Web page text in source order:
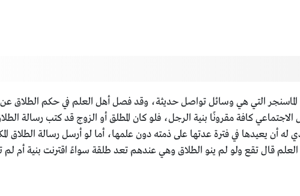
التي هي وسائل تواصل حديثة، وقد فصل أهل العلم في حكم الطلاق
كافة مقرونًا بنية الرجل، فلو كان المطلق أو الزوج قد كتب رسالة
له أن يعيدها في فترة عدتها على ذمته دون علمها، أما لو أرسل رسالة الطلاق
قال تقع ولو لم ينو الطلاق وهي عندهم تعد طلقة سواءً اقترنت بنية أم لم